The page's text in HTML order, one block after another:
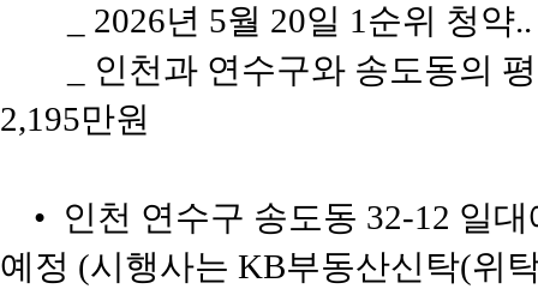
_ 2026년 5월 20일 1순위 청
_ 인천과 연수구와 송도동의
2,195만원
• 인천 연수구 송도동 32-12 일
예정 (시행사는 KB부동산신탁(위